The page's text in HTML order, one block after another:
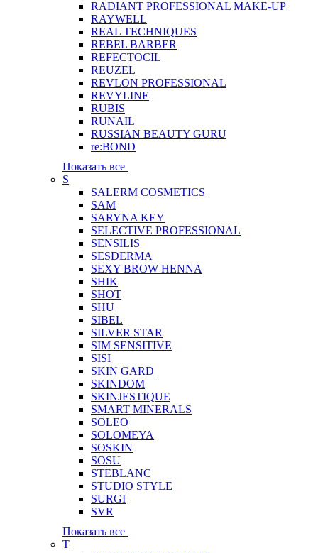
RADIANT PROFESSIONAL MAKE-UP
RAYWELL
REAL TECHNIQUES
REBEL BARBER
REFECTOCIL
REUZEL
REVLON PROFESSIONAL
REVYLINE
RUBIS
RUNAIL
RUSSIAN BEAUTY GURU
re:BOND
Показать все
S
SALERM COSMETICS
SAM
SARYNA KEY
SELECTIVE PROFESSIONAL
SENSILIS
SESDERMA
SEXY BROW HENNA
SHIK
SHOT
SHU
SIBEL
SILVER STAR
SIM SENSITIVE
SISI
SKIN GARD
SKINDOM
SKINJESTIQUE
SMART MINERALS
SOLEO
SOLOMEYA
SOSKIN
SOSU
STEBLANC
STUDIO STYLE
SURGI
SVR
Показать все
T